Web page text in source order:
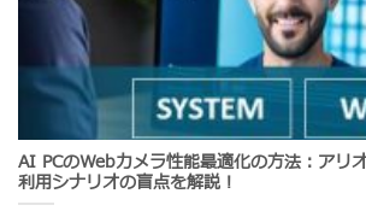
AI PCのWebカメラ性能最適化の方法：アリ
利用シナリオの盲点を解説！